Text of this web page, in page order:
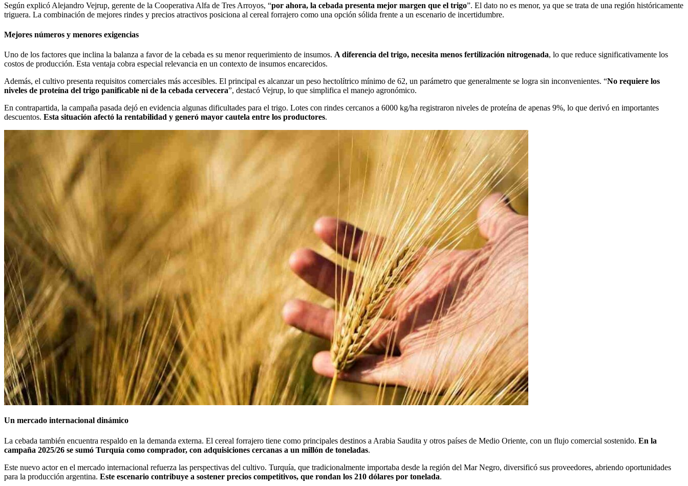
Según explicó Alejandro Vejrup, gerente de la Cooperativa Alfa de Tres Arroyos, “por ahora, la cebada presenta mejor margen que el trigo”. El dato no es menor, ya que se trata de una región históricamente
triguera. La combinación de mejores rindes y precios atractivos posiciona al cereal forrajero como una opción sólida frente a un escenario de incertidumbre.
Mejores números y menores exigencias
Uno de los factores que inclina la balanza a favor de la cebada es su menor requerimiento de insumos. A diferencia del trigo, necesita menos fertilización nitrogenada, lo que reduce significativamente los
costos de producción. Esta ventaja cobra especial relevancia en un contexto de insumos encarecidos.
Además, el cultivo presenta requisitos comerciales más accesibles. El principal es alcanzar un peso hectolítrico mínimo de 62, un parámetro que generalmente se logra sin inconvenientes. “No requiere los
niveles de proteína del trigo panificable ni de la cebada cervecera”, destacó Vejrup, lo que simplifica el manejo agronómico.
En contrapartida, la campaña pasada dejó en evidencia algunas dificultades para el trigo. Lotes con rindes cercanos a 6000 kg/ha registraron niveles de proteína de apenas 9%, lo que derivó en importantes
descuentos. Esta situación afectó la rentabilidad y generó mayor cautela entre los productores.
Un mercado internacional dinámico
La cebada también encuentra respaldo en la demanda externa. El cereal forrajero tiene como principales destinos a Arabia Saudita y otros países de Medio Oriente, con un flujo comercial sostenido. En la
campaña 2025/26 se sumó Turquía como comprador, con adquisiciones cercanas a un millón de toneladas.
Este nuevo actor en el mercado internacional refuerza las perspectivas del cultivo. Turquía, que tradicionalmente importaba desde la región del Mar Negro, diversificó sus proveedores, abriendo oportunidades
para la producción argentina. Este escenario contribuye a sostener precios competitivos, que rondan los 210 dólares por tonelada.